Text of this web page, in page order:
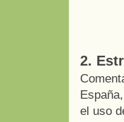
2.
el uso